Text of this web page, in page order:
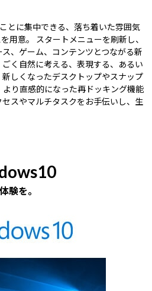
とに集中できる、落ち着いた雰囲気
用意。 スタートメニューを刷新し、
、ゲーム、コンテンツとつながる新
く自然に考える、表現する、あるい
しくなったデスクトップやスナップ
り直感的になった再ドッキング機能
スやマルチタスクをお手伝いし、生
験を。